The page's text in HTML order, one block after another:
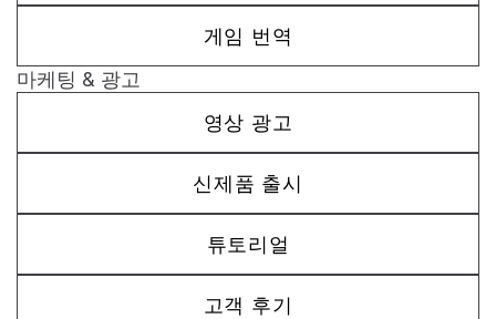
게임 번역
마케팅 & 광고
영상 광고
신제품 출시
튜토리얼
고객 후기